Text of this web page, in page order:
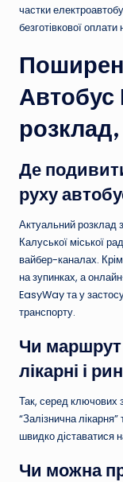
частки
безготівкової оплати
розклад,
Де
руху
Актуальний розклад
Калуської міської
вайбер-каналах.
на зупинках, а
EasyWay та у
транспорту.
Чи маршрут
лікарні і
Так, серед ключових
“Залізнична
швидко діставатися
Чи можна